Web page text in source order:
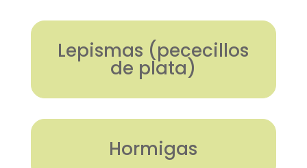
Lepismas (pececillos
de plata)
Hormigas